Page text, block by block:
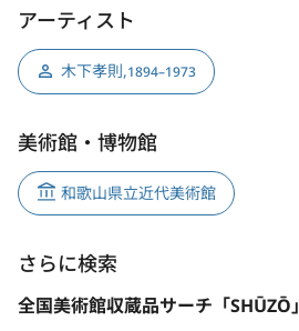
アーティスト
木下孝則,1894–1973
美術館・博物館
和歌山県立近代美術館
さらに検索
全国美術館収蔵品サーチ「SHŪZŌ」